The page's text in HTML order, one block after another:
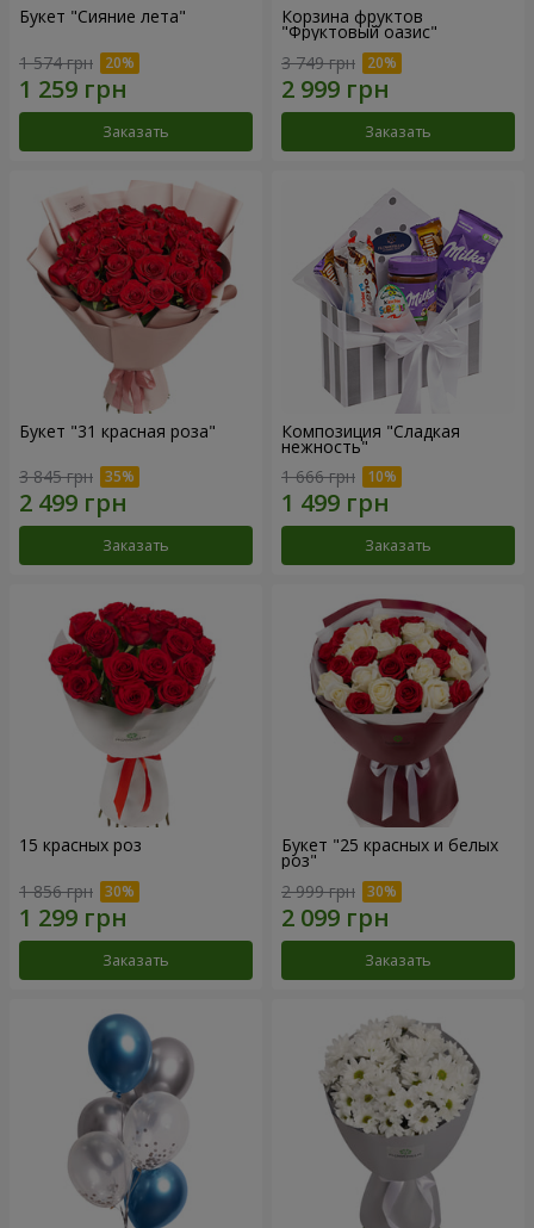
Букет "Сияние лета"
1 574 грн
Заказать
Корзина фруктов
"Фруктовый оазис"
3 749 грн
Заказать
Букет "31 красная роза"
3 845 грн
Заказать
Композиция "Сладкая
нежность"
1 666 грн
Заказать
15 красных роз
1 856 грн
Заказать
Букет "25 красных и белых
роз"
2 999 грн
Заказать